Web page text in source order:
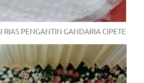
RIAS PENGANTIN GANDARIA CIPETE